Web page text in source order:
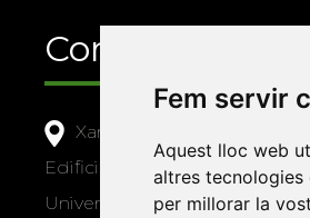
Fem servir
Aquest lloc web
altres tecnologies
per millorar la
Contacte
Xarxa Vives d'Universitats
Edifici Àgora
Universitat Jaume I, local 10